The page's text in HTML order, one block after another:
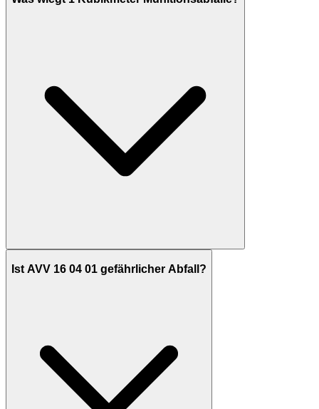
Ist AVV 16 04 01 gefährlicher Abfall?